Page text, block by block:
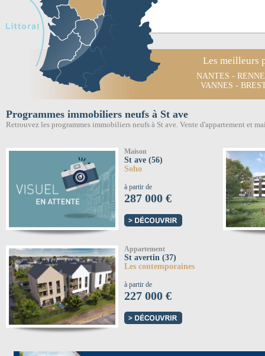
Les meilleurs
NANTES -
VANNES -
Programmes immobiliers neufs à St ave
Retrouvez les programmes immobiliers neufs à St ave. Vente d'appartement et
Maison
St ave (56)
Soho
à partir de
287 000 €
Appartement
St avertin (37)
Les contemporaines
à partir de
227 000 €